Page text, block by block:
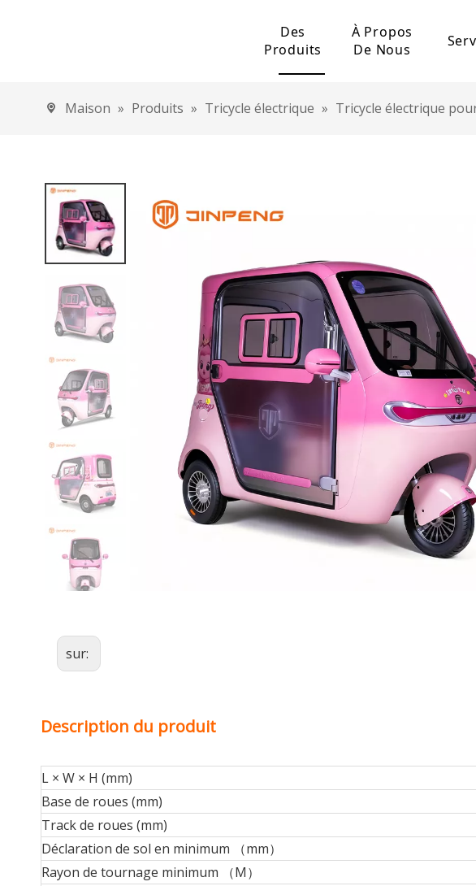
Des
Produits
Voiture électrique
Capacité du film
Tricycle électrique
Tricycle cargo électrique
Tricycle de loisirs électrique
Tricycle électrique pour
Condensateur à usage général
Pousse-pousse électrique
Condensateur au mica
Motos électriques
Voitures CEE
Voiture électrique CEE
À Propos
De Nous
Jalon de Jinpeng
Maison » Produits » Tricycle électrique » Tricycle électrique
sur:
Description du produit
L × W × H (mm)
Base de roues (mm)
Track de roues (mm)
Déclaration de sol en minimum （mm）
Rayon de tournage minimum （M）